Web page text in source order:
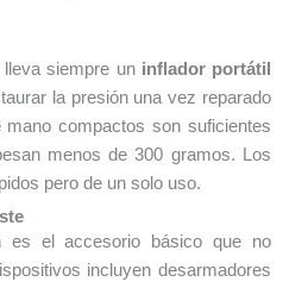
siempre un inflador portátil
la presión una vez reparado
compactos son suficientes
menos de 300 gramos. Los
pero de un solo uso.
es el accesorio básico que no
incluyen desarmadores